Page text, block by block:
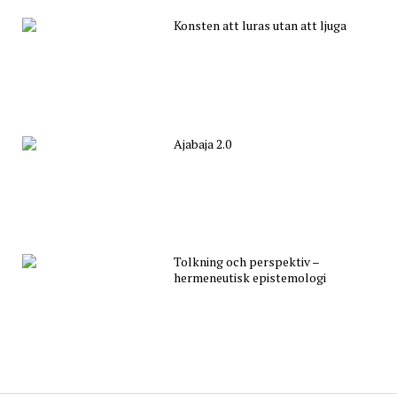
Konsten att luras utan att ljuga
Ajabaja 2.0
Tolkning och perspektiv –
hermeneutisk epistemologi